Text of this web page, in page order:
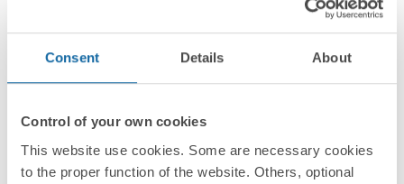
Consent Details About
Control of your own cookies
This website use cookies. Some are necessary cookies
to the proper function of the website. Others, optional
Informations logistiques